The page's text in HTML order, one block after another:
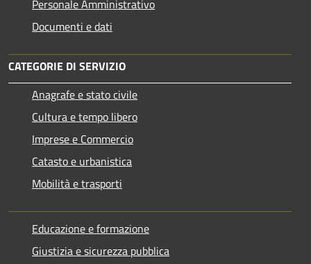
Personale Amministrativo
Documenti e dati
CATEGORIE DI SERVIZIO
Anagrafe e stato civile
Cultura e tempo libero
Imprese e Commercio
Catasto e urbanistica
Mobilità e trasporti
Educazione e formazione
Giustizia e sicurezza pubblica